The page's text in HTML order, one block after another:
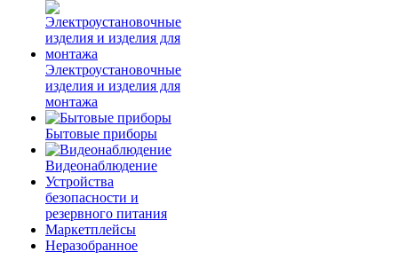
Электроустановочные
изделия и изделия для
монтажа
Бытовые приборы
Видеонаблюдение
Устройства
безопасности и
резервного питания
Маркетплейсы
Неразобранное